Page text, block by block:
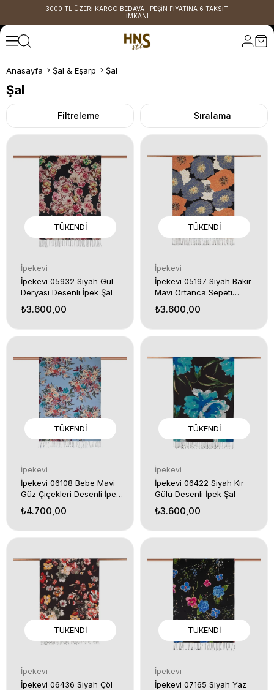
3000 TL ÜZERİ KARGO BEDAVA | PEŞİN FİYATINA 6 TAKSİT
İMKANI
Anasayfa Şal & Eşarp Şal
Şal
Filtreleme Sıralama
TÜKENDI
İpekevi
İpekevi 05932 Siyah Gül
Deryası Desenli İpek Şal
₺3.600,00
TÜKENDI
İpekevi
İpekevi 05197 Siyah Bakır
Mavi Ortanca Sepeti
₺3.600,00
TÜKENDI
İpekevi
İpekevi 06108 Bebe Mavi
Güz Çiçekleri Desenli İpek
₺4.700,00
TÜKENDI
İpekevi
İpekevi 06422 Siyah Kır
Gülü Desenli İpek Şal
₺3.600,00
TÜKENDI
İpekevi
İpekevi 06436 Siyah Çöl
TÜKENDI
İpekevi
İpekevi 07165 Siyah Yaz